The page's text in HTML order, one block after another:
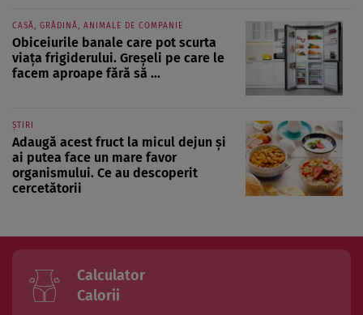
CASĂ, GRĂDINĂ, ANIMALE DE COMPANIE
Obiceiurile banale care pot scurta
viața frigiderului. Greșeli pe care le
facem aproape fără să ...
ȘTIRI
Adaugă acest fruct la micul dejun și
ai putea face un mare favor
organismului. Ce au descoperit
cercetătorii
Calculator
Calorii